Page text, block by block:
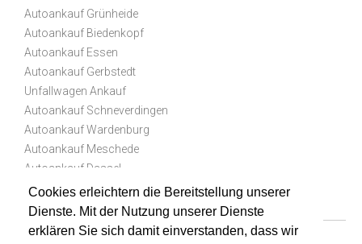
Cookies erleichtern die Bereitstellung unserer
Dienste. Mit der Nutzung unserer Dienste
erklären Sie sich damit einverstanden, dass wir
Autoankauf Grünheide
Autoankauf Biedenkopf
Autoankauf Essen
Autoankauf Gerbstedt
Unfallwagen Ankauf
Autoankauf Schneverdingen
Autoankauf Wardenburg
Autoankauf Meschede
Autoankauf Dassel
Autoankauf Hatten